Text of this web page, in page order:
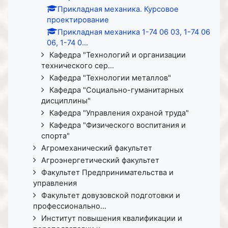
Прикладная механика. Курсовое
проектирование
Прикладная механика 1-74 06 03, 1-74 06
06, 1-74 0...
Кафедра "Технологий и организации
технического сер...
Кафедра "Технологии металлов"
Кафедра "Социально-гуманитарных
дисциплины"
Кафедра "Управления охраной труда"
Кафедра "Физического воспитания и
спорта"
Агромеханический факультет
Агроэнергетический факультет
Факультет Предпринимательства и
управления
Факультет довузовской подготовки и
профессионально...
Институт повышения квалификации и